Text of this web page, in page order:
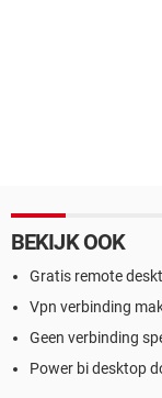
BEKIJK OOK
Gratis remote
Vpn verbinding
Geen verbinding
Power bi desktop